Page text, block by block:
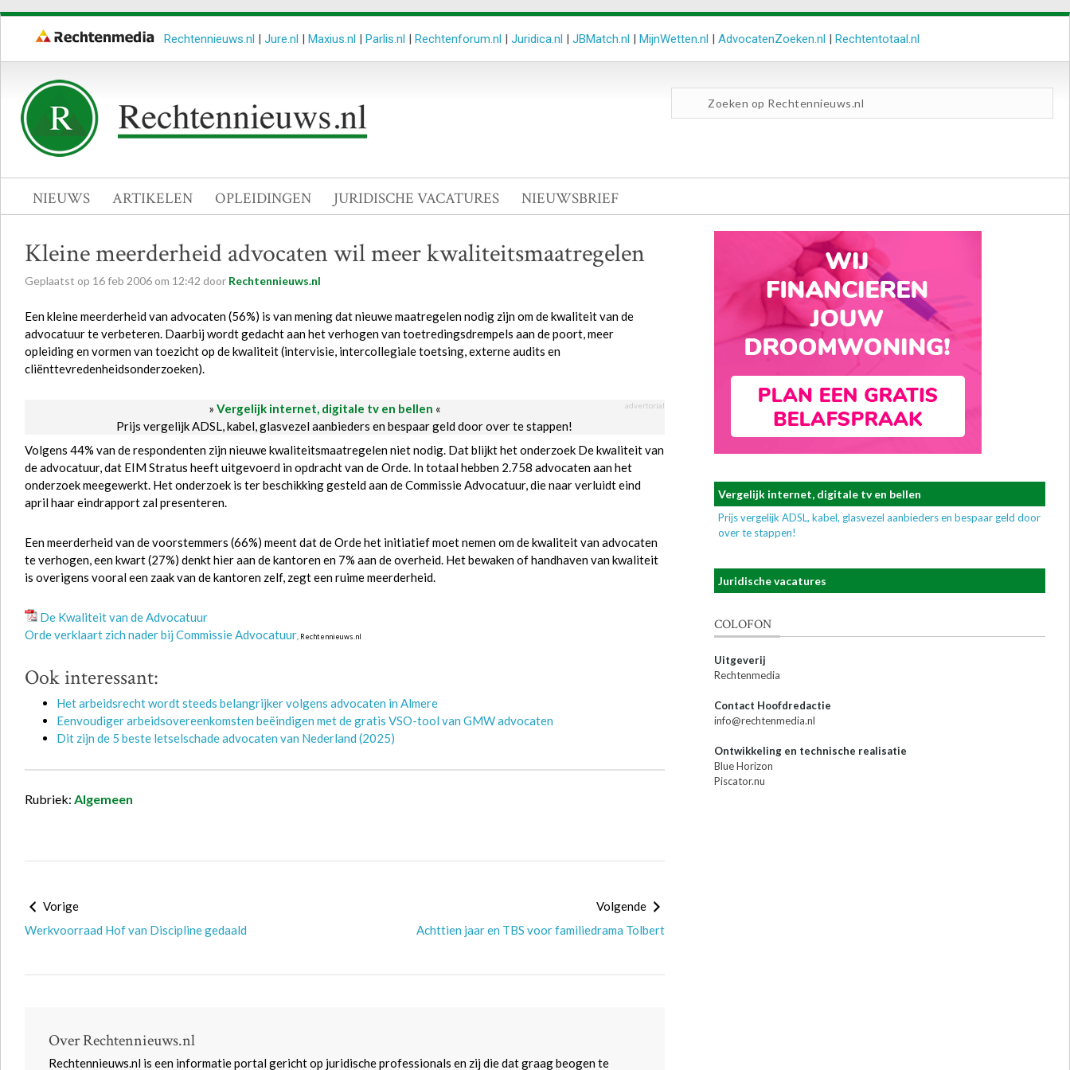
Rechtennieuws.nl | Jure.nl | Maxius.nl | Parlis.nl | Rechtenforum.nl | Juridica.nl | JBMatch.nl | MijnWetten.nl | AdvocatenZoeken.nl | Rechtentotaal.nl
NIEUWS ARTIKELEN OPLEIDINGEN JURIDISCHE VACATURES NIEUWSBRIEF
Kleine meerderheid advocaten wil meer kwaliteitsmaatregelen
Geplaatst op 16feb 2006 om 12:42 door Rechtennieuws.nl
Een kleine meerderheid van advocaten (56%) is van mening dat nieuwe maatregelen nodig zijn om de kwaliteit van de
advocatuur te verbeteren. Daarbij wordt gedacht aan het verhogen van toetredingsdrempels aan de poort, meer
opleiding en vormen van toezicht op de kwaliteit (intervisie, intercollegiale toetsing, externe audits en
cliënttevredenheidsonderzoeken).
» Vergelijk internet, digitale tv en bellen « advertorial
Prijs vergelijk ADSL, kabel, glasvezel aanbieders en bespaar geld door over te stappen!
Volgens 44% van de respondenten zijn nieuwe kwaliteitsmaatregelen niet nodig. Dat blijkt het onderzoek De kwaliteit van
de advocatuur, dat EIM Stratus heeft uitgevoerd in opdracht van de Orde. In totaal hebben 2.758 advocaten aan het
onderzoek meegewerkt. Het onderzoek is ter beschikking gesteld aan de Commissie Advocatuur, die naar verluidt eind
april haar eindrapport zal presenteren.
Een meerderheid van de voorstemmers (66%) meent dat de Orde het initiatief moet nemen om de kwaliteit van advocaten
te verhogen, een kwart (27%) denkt hier aan de kantoren en 7% aan de overheid. Het bewaken of handhaven van kwaliteit
is overigens vooral een zaak van de kantoren zelf, zegt een ruime meerderheid.
De Kwaliteit van de Advocatuur
Orde verklaart zich nader bij Commissie Advocatuur , Rechtennieuws.nl
Ook interessant:
Het arbeidsrecht wordt steeds belangrijker volgens advocaten in Almere
Eenvoudiger arbeidsovereenkomsten beëindigen met de gratis VSO-tool van GMW advocaten
Dit zijn de 5 beste letselschade advocaten van Nederland (2025)
Rubriek: Algemeen
Vorige
Werkvoorraad Hof van Discipline gedaald
Volgende
Achttien jaar en TBS voor familiedrama Tolbert
Over Rechtennieuws.nl
Rechtennieuws.nl is een informatie portal gericht op juridische professionals en zij die dat graag beogen te
Vergelijk internet, digitale tv en bellen
Prijs vergelijk ADSL, kabel, glasvezel aanbieders en bespaar geld door
over te stappen!
Juridische vacatures
COLOFON
Uitgeverij
Rechtenmedia
Contact Hoofdredactie
info@rechtenmedia.nl
Ontwikkeling en technische realisatie
Blue Horizon
Piscator.nu